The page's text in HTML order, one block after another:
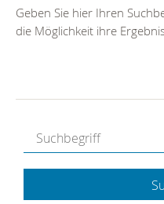
Geben Sie hier Ihren
die Möglichkeit ihre